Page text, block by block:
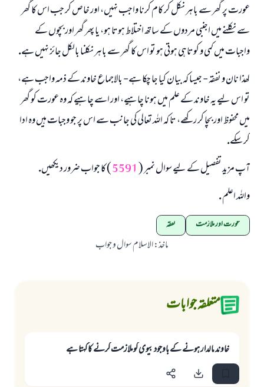
عورت پر گھر سے باہر نكل كر كام كرنا واجب نہيں، اور خاص كر جب اس كا گھر
سے نكلنے ميں اجنبى مردوں كے ساتھ اختلاط ہوتا ہو، يا پھر گھر اور بچوں كے
واجبات ميں كمى و كوتاہى ہوتى ہو تو اس كا گھر سے باہر نكلنا بالكل جائز نہيں ہے.
لھذا نان و نفقہ - جيسا كہ بيان كيا جا چكا ہے- بالاجماع خاوند كے ذمہ واجب ہے،
تو اس ليے يہ خاوند كے علم ميں ہونا چاہيے، اور اسے چاہيے كہ وہ عورت كو گھر
ميں محفوظ اور بچا كر ركھے، تا كہ اللہ تعالى كى جانب سے اس پر جو وجبات ہيں وہ ادا
كر سكے.
آپ مزيد تفصيل كے ليے سوال نمبر (5591) كا جواب ضرور ديكھيں.
واللہ اعلم .
عورت اور ملازمت نفقہ
ماخذ:الاسلام سوال و جواب
متعلقہ جوابات
خاوند مالدار ہونے کے باوجود بیوی کوملازمت کرنے کا کہتا ہے